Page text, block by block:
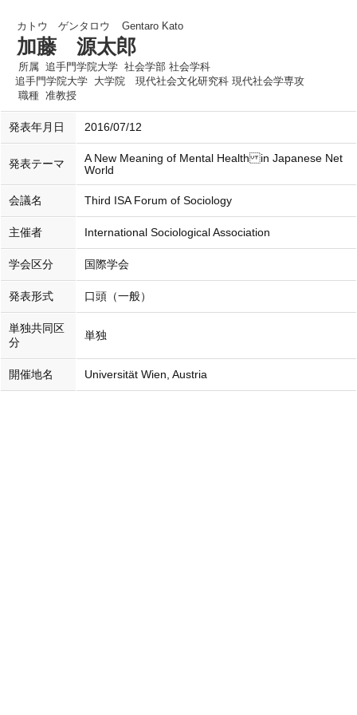
カトウ ゲンタロウ Gentaro Kato
加藤 源太郎
所属 追手門学院大学 社会学部 社会学科
追手門学院大学 大学院 現代社会文化研究科 現代社会学専攻
職種 准教授
発表年月日 2016/07/12
発表テーマ
A New Meaning of Mental Health in Japanese Net
World
会議名 Third ISA Forum of Sociology
主催者 International Sociological Association
学会区分 国際学会
発表形式 口頭（一般）
単独共同区
分
単独
開催地名 Universität Wien, Austria